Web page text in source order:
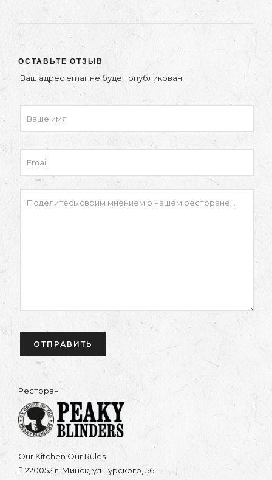
ОСТАВЬТЕ ОТЗЫВ
Ваш адрес email не будет опубликован.
Ресторан
Our Kitchen Our Rules
220052 г. Минск, ул. Гурского, 56